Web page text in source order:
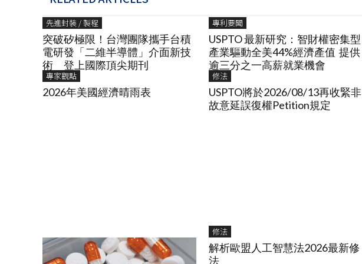
先進封裝 / 製程
突破矽極限！台灣團隊攜手台積
電研發「二維半導體」介面新技
術 登上國際頂尖期刊
專利要聞
USPTO 最新研究：智財權密集型
產業驅動全美44%經濟產值 提供
逾三分之一高薪就業機會
專家觀點
2026年美國經濟晴雨表
修法
USPTO將於2026/08/13再收緊非
故意延誤復權Petition規定
修法
解析歐盟人工智慧法2026最新修
法